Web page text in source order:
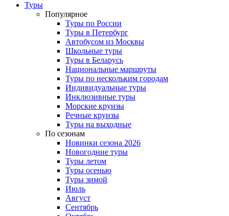
Туры
Популярное
Туры по России
Туры в Петербург
Автобусом из Москвы
Школьные туры
Туры в Беларусь
Национальные маршруты
Туры по нескольким городам
Индивидуальные туры
Инклюзивные туры
Морские круизы
Речные круизы
Туры на выходные
По сезонам
Новинки сезона 2026
Новогодние туры
Туры летом
Туры осенью
Туры зимой
Июль
Август
Сентябрь